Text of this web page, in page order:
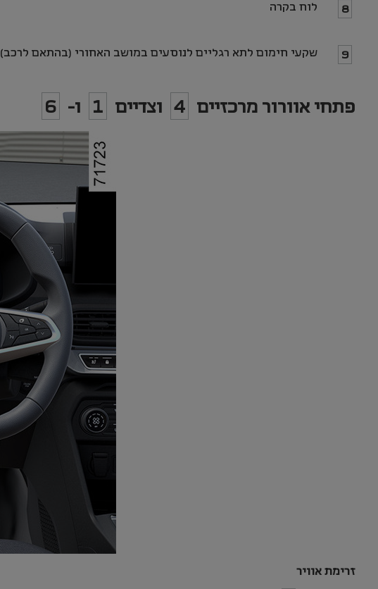
8 לוח בקרה
9 שקעי חימום לתא רגליים לנוסעים במושב האחורי (בהתאם לרכב)
פתחי אוורור מרכזיים 4 וצדיים 1 ו- 6
זרימת אוויר